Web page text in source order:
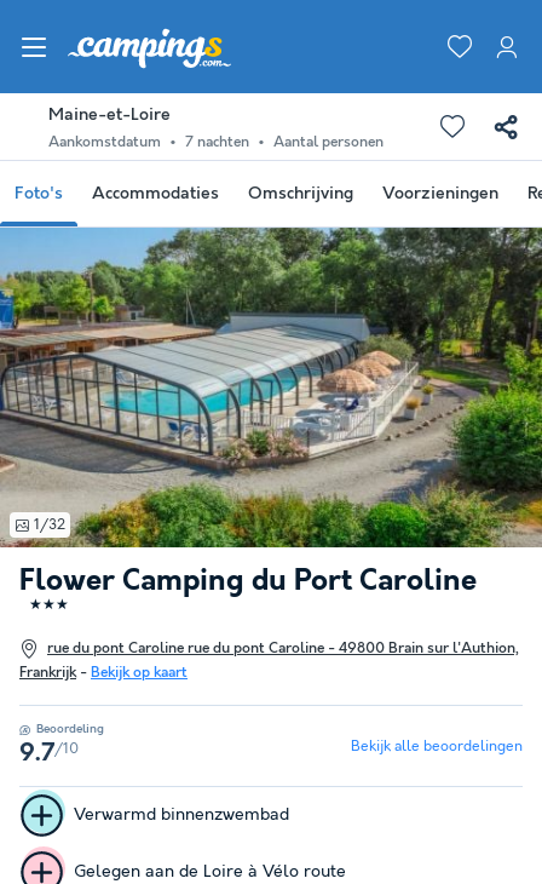
Maine-et-Loire
Aankomstdatum 7 nachten Aantal personen
Foto's Accommodaties Omschrijving Voorzieningen
Flower Camping du Port Caroline
★★★
rue du pont Caroline rue du pont Caroline - 49800 Brain sur l'Authion,
Frankrijk- Bekijk op kaart
1/32
Beoordeling
9.7/10 Bekijk alle beoordelingen
Verwarmd binnenzwembad
Gelegen aan de Loire à Vélo route